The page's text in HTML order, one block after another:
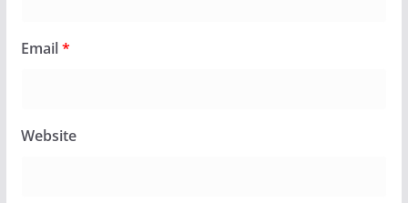
Email*
Website